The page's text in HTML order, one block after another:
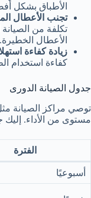
الأطباق بشكل
تجنب الأعطال
تكلفة من الصيانة
الأعطال الخطيرة.
زيادة كفاءة
كفاءة استخدام
جدول الصيانة الدورى
مستوى من الأداء.
الفترة
أسبوعيًا